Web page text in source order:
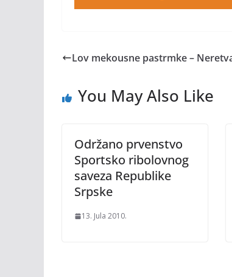
Lov mekousne pastrmke –
You May Also Like
Održano prvenstvo
Sportsko ribolovnog
saveza Republike
Srpske
13. Jula 2010.